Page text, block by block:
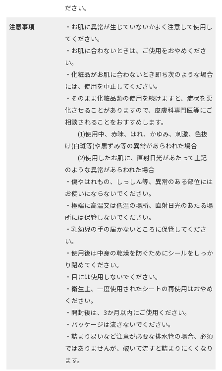
ださい。
注意事項
・お肌に異常が生じていないかよく注意して使用し
てください。
・お肌に合わないときは、ご使用をおやめくださ
い。
・化粧品がお肌に合わないとき即ち次のような場合
には、使用を中止してください。
・そのまま化粧品類の使用を続けますと、症状を悪
化させることがありますので、皮膚科専門医等にご
相談されることをおすすめします。
(1)使用中、赤味、はれ、かゆみ、刺激、色抜
け(白斑等)や黒ずみ等の異常があらわれた場合
(2)使用したお肌に、直射日光があたって上記
のような異常があらわれた場合
・傷やはれもの、しっしん等、異常のある部位には
お使いにならないでください。
・極端に高温又は低温の場所、直射日光のあたる場
所には保管しないでください。
・乳幼児の手の届かないところに保管してくださ
い。
・使用後は中身の乾燥を防ぐためにシールをしっか
り閉めてください。
・目には使用しないでください。
・衛生上、一度使用されたシートの再使用はおやめ
ください。
・開封後は、3か月以内にご使用ください。
・パッケージは流さないでください。
・詰まり易いなど注意が必要な排水管の場合、必須
ではありませんが、破いて流すと詰まりにくくなり
ます。